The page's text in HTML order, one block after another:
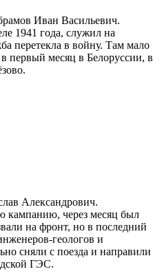
Иван Васильевич.
1941 года, служил на
перетекла в войну. Там мало
первый месяц в Белоруссии, в
Александрович.
кампанию, через месяц был
на фронт, но в последний
геологов и
сняли с поезда и направили
ГЭС.